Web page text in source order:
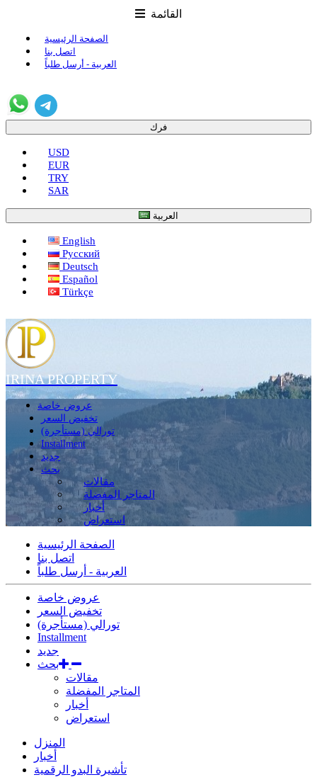
القائمة
الصفحة الرئيسية
اتصل بنا
العربية - أرسل طلباً
فرك
USD
EUR
TRY
SAR
العربية
English
Русский
Deutsch
Español
Türkçe
IRINA PROPERTY
عروض خاصة
تخفيض السعر
تورالي (مستأجرة)
Installment
جديد
بحث
مقالات
المتاجر المفضلة
أخبار
استعراض
الصفحة الرئيسية
اتصل بنا
العربية - أرسل طلباً
عروض خاصة
تخفيض السعر
تورالي (مستأجرة)
Installment
جديد
بحث
مقالات
المتاجر المفضلة
أخبار
استعراض
المنزل
أخبار
تأشيرة البدو الرقمية